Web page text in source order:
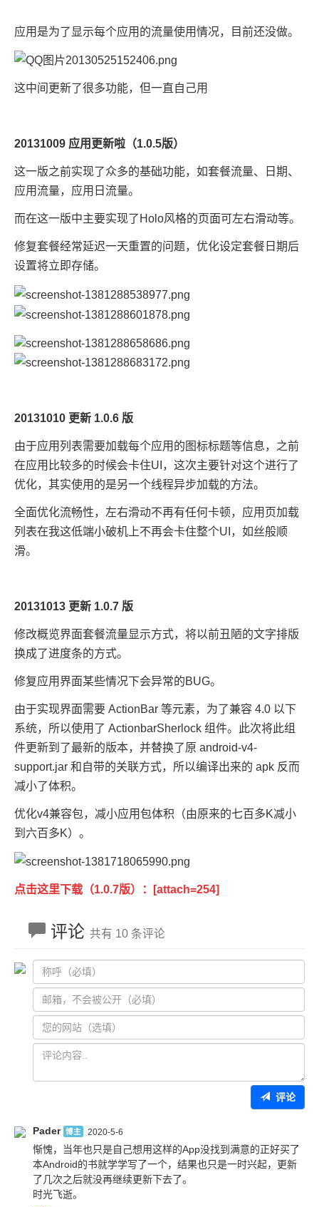
应用是为了显示每个应用的流量使用情况，目前还没做。
这中间更新了很多功能，但一直自己用
20131009 应用更新啦（1.0.5版）
这一版之前实现了众多的基础功能，如套餐流量、日期、
应用流量，应用日流量。
而在这一版中主要实现了Holo风格的页面可左右滑动等。
修复套餐经常延迟一天重置的问题，优化设定套餐日期后
设置将立即存储。
20131010 更新 1.0.6 版
由于应用列表需要加载每个应用的图标标题等信息，之前
在应用比较多的时候会卡住UI，这次主要针对这个进行了
优化，其实使用的是另一个线程异步加载的方法。
全面优化流畅性，左右滑动不再有任何卡顿，应用页加载
列表在我这低端小破机上不再会卡住整个UI，如丝般顺
滑。
20131013 更新 1.0.7 版
修改概览界面套餐流量显示方式，将以前丑陋的文字排版
换成了进度条的方式。
修复应用界面某些情况下会异常的BUG。
由于实现界面需要 ActionBar 等元素，为了兼容 4.0 以下
系统，所以使用了 ActionbarSherlock 组件。此次将此组
件更新到了最新的版本，并替换了原 android-v4-
support.jar 和自带的关联方式，所以编译出来的 apk 反而
减小了体积。
优化v4兼容包，减小应用包体积（由原来的七百多K减小
到六百多K）。
点击这里下载（1.0.7版）：[attach=254]
评论 共有 10 条评论
评论
Pader 博主 2020-5-6
惭愧，当年也只是自己想用这样的App没找到满意的正好买了
本Android的书就学学写了一个，结果也只是一时兴起，更新
了几次之后就没再继续更新下去了。
时光飞逝。